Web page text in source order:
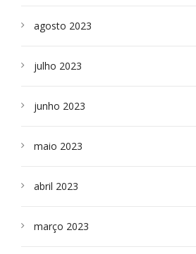
agosto 2023
julho 2023
junho 2023
maio 2023
abril 2023
março 2023